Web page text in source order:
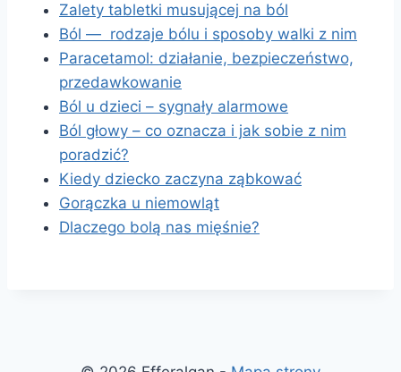
Zalety tabletki musującej na ból
Ból — rodzaje bólu i sposoby walki z nim
Paracetamol: działanie, bezpieczeństwo,
przedawkowanie
Ból u dzieci – sygnały alarmowe
Ból głowy – co oznacza i jak sobie z nim
poradzić?
Kiedy dziecko zaczyna ząbkować
Gorączka u niemowląt
Dlaczego bolą nas mięśnie?